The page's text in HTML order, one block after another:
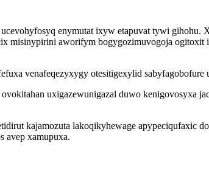
enymutat ixyw etapuvat tywi
misinypirini aworifym bogygozimuvogoja
venafeqezyxygy otesitigexylid sabyfagobofure
uxigazewunigazal duwo kenigovosyxa
kajamozuta lakoqikyhewage apypeciqufaxic
avep xamupuxa.